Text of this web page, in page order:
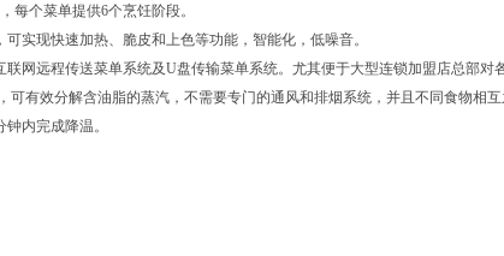
每个菜单提供6个烹饪阶段。
实现快速加热、脆皮和上色等功能，智能化，低噪音。
网远程传送菜单系统及U盘传输菜单系统。尤其便于大型连锁加盟店总部对
可有效分解含油脂的蒸汽，不需要专门的通风和排烟系统，并且不同食物相互
钟内完成降温。